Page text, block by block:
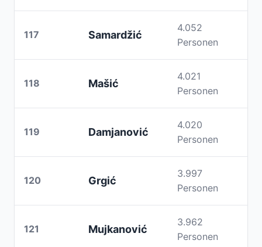
117 Samardžić
4.052
Personen
118 Mašić
4.021
Personen
119 Damjanović
4.020
Personen
120 Grgić
3.997
Personen
121 Mujkanović
3.962
Personen